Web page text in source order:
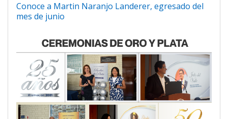
Conoce a Martin Naranjo Landerer, egresado del
mes de junio